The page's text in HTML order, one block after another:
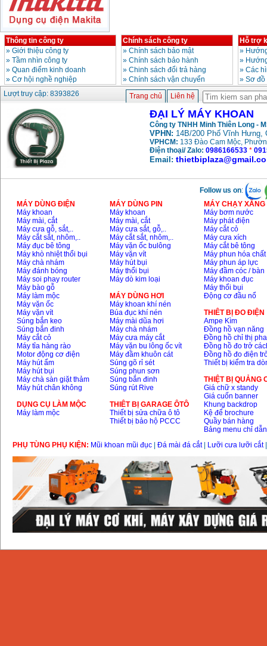
Bộ máy khoan Bosch
GSB 13RE hộp nhựa
100 chi tiết
Giá: 1977000
Máy khoan sắt Bosch
GBM 350 (350W)
Giá:1038000VND
Máy khoan búa
Makita HP1630
(16mm) 710W
Giá
:1697000
Máy khoan Bosch
GSB 13RE (650W)
Máy khoan Bosch
GSB 550 (550W)
Giá: 1132000
Bảng giá máy khoan
Bosch 2024
Giá:
Máy khoan Bosch
GBH 2-24RE (790W)
Giá
Thông tin công ty
» Giới thiệu công ty
» Tầm nhìn công ty
» Quan điểm kinh doanh
» Cơ hội nghề nghiệp
Chính sách công ty
» Chính sách bảo mật
» Chính sách bảo hành
» Chinh sách đổi trả hàng
» Chính sách vận chuyển
Hỗ trợ
»
»
» Các
» Sơ
Lượt truy cập: 8393826
Trang chủ Liên hệ
ĐẠI LÝ MÁY KHOAN
Công ty TNHH Minh Thiên Long -
VPHN: 14B/200 Phố Vĩnh Hưng,
VPHCM: 133 Đào Cam Mộc,
Điện thoại/ Zalo: 0986166533 *
Email:
Follow us on:
MÁY DÙNG ĐIỆN
Máy khoan
Máy mài, cắt
Máy cưa gỗ, sắt,..
Máy cắt sắt, nhôm,..
Máy đục bê tông
Máy khò nhiệt thổi bụi
Máy chà nhám
Máy đánh bóng
Máy soi phay router
Máy bào gỗ
Máy làm mộc
Máy vặn ốc
Máy vặn vít
Súng bắn keo
Súng bắn đinh
Máy cắt cỏ
Máy tỉa hàng rào
Motor động cơ điện
Máy hút ẩm
Máy hút bụi
Máy chà sàn giặt thảm
Máy hút chân không
DỤNG CỤ LÀM MỘC
Máy làm mộc
MÁY DÙNG PIN
Máy khoan
Máy mài, cắt
Máy cưa sắt, gỗ,..
Máy cắt sắt, nhôm,..
Máy vặn ốc bulông
Máy vặn vít
Máy hút bụi
Máy thổi bụi
Máy dò kim loại
MÁY DÙNG HƠI
Máy khoan khí nén
Búa đục khí nén
Máy mài dũa hơi
Máy chà nhám
Máy cưa máy cắt
Máy vặn bu lông ốc vít
Máy đầm khuôn cát
Súng gõ rỉ sét
Súng phun sơn
Súng bắn đinh
Súng rút Rive
THIÊT BỊ GARAGE ÔTÔ
Thiết bị sửa chữa ô tô
Thiết bị bảo hộ PCCC
MÁY CHẠY
Máy bơm nước
Máy phát điện
Máy cắt cỏ
Máy cưa xích
Máy cắt bê tông
Máy phun hóa chất
Máy phun áp lực
Máy đầm cóc / bàn
Máy khoan đục
Máy thổi bụi
Động cơ đầu nổ
THIÊT BỊ ĐO ĐIỆN
Ampe Kìm
Đồng hồ vạn năng
Đồng hồ chỉ thị pha
Đồng hồ đo trở
Đồng hồ đo điện
Thiết bị kiểm tra
THIỆT BỊ QUẢNG
Giá chữ x standy
Giá cuốn banner
Khung backdrop
Kệ để brochure
Quầy bán hàng
Bảng menu chỉ dẫn
PHỤ TÙNG PHỤ KIỆN: Mũi khoan mũi đục Đá mài đá cắt| Lưỡi cưa lưỡi cắt